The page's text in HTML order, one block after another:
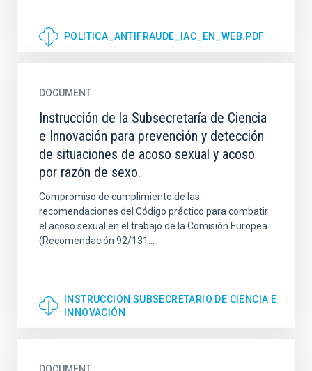
POLITICA_ANTIFRAUDE_IAC_EN_WEB.PDF
DOCUMENT
Instrucción de la Subsecretaría de Ciencia
e Innovación para prevención y detección
de situaciones de acoso sexual y acoso
por razón de sexo.
Compromiso de cumplimiento de las
recomendaciones del Código práctico para combatir
el acoso sexual en el trabajo de la Comisión Europea
(Recomendación 92/131...
INSTRUCCIÓN SUBSECRETARIO DE CIENCIA E
INNOVACIÓN